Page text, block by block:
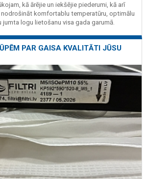
kā ārējie un iekšējie piederumi, kā arī
komfortablu temperatūru, optimālu
jumta logu lietošanu visa gada garumā.
PAR GAISA KVALITĀTI JŪSU